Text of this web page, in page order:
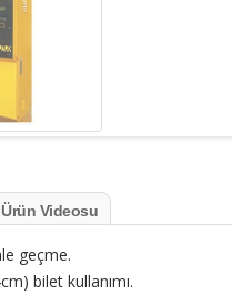
Ürün Videosu
geçme.
bilet kullanımı.